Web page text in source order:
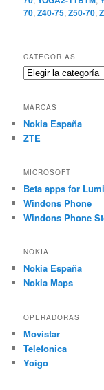
70,Z40-75,Z50-70,
CATEGORÍAS
Categorías
MARCAS
Nokia España
ZTE
MICROSOFT
Beta apps for
Windons Phone
Windons Phone
NOKIA
Nokia España
Nokia Maps
OPERADORAS
Movistar
Telefonica
Yoigo